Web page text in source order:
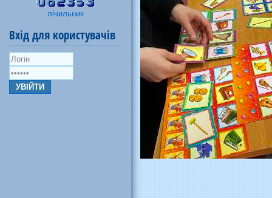
лічильник
Вхід для користувачів